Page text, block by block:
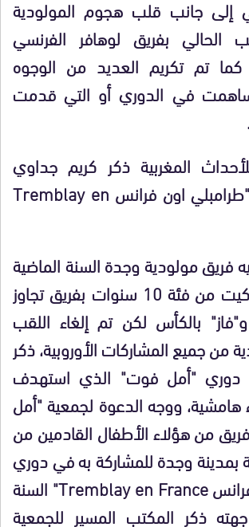
إلى جانب قلب هجوم المولودية
الحالي بفريق لوهافر الفرنسي
، كما تم تكريم العديد من الوجوه
ساهمت في الدوري أو التي قدمت
المغربية ذكر كريم جداوي
منظم درويات "طرامبلي اون فرانس Tremblay en
فريق مولودية وجدة السنة الماضية
في دوري الكتاكيت من فئة 10 سنوات بفريق تجاوز
بالكأس لكن تم إلغاء اللقب
من جميع المشاركات الأوروبية، ذكر
دوري "أمل فوت" الذي استهدف
هامشية، ووجه الدعوة لجمعية "أمل
من هؤلاء الأطفال القادمين من
بمدينة وجدة للمشاركة به في دوري
"طرامبلي اون فرانس Tremblay en France" السنة
ذكر المكتب المسير للجمعية